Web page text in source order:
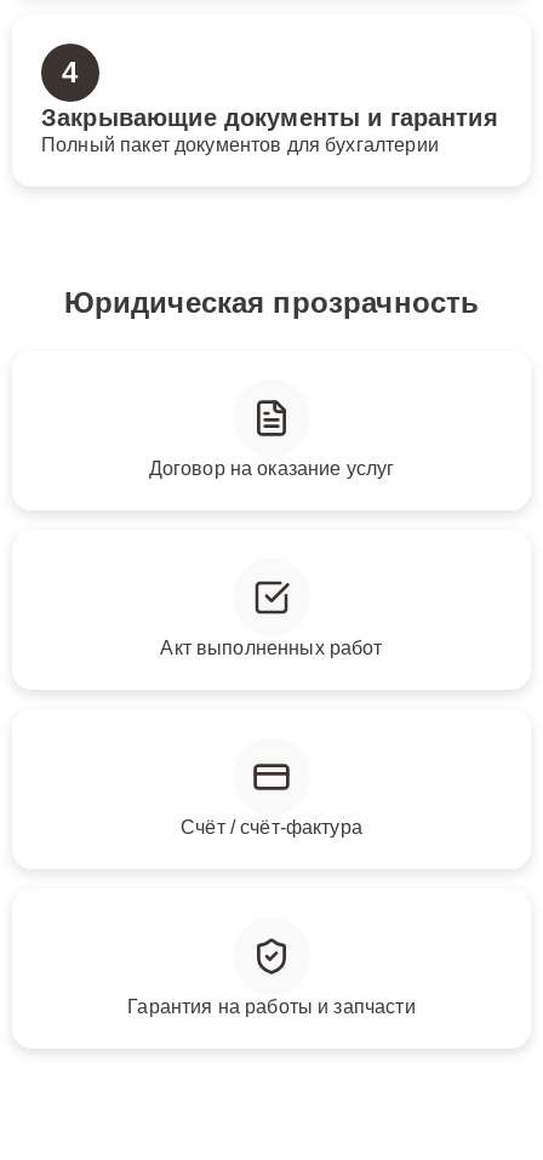
4
Закрывающие документы и гарантия
Полный пакет документов для бухгалтерии
Юридическая прозрачность
Договор на оказание услуг
Акт выполненных работ
Счёт / счёт-фактура
Гарантия на работы и запчасти